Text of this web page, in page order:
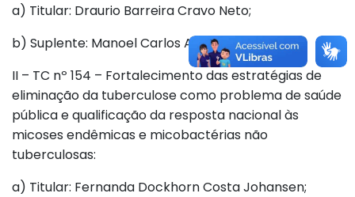
a) Titular: Draurio Barreira Cravo Neto;
b) Suplente: Manoel Carlos Alves Braga.
II – TC nº 154 – Fortalecimento das estratégias de
eliminação da tuberculose como problema de saúde
pública e qualificação da resposta nacional às
micoses endêmicas e micobactérias não
tuberculosas:
a) Titular: Fernanda Dockhorn Costa Johansen;